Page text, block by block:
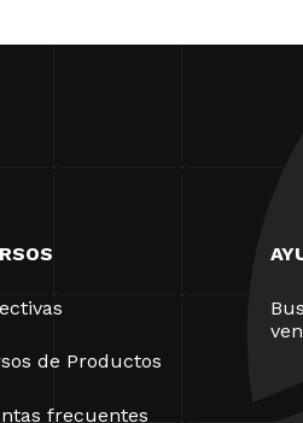
de Productos
frecuentes